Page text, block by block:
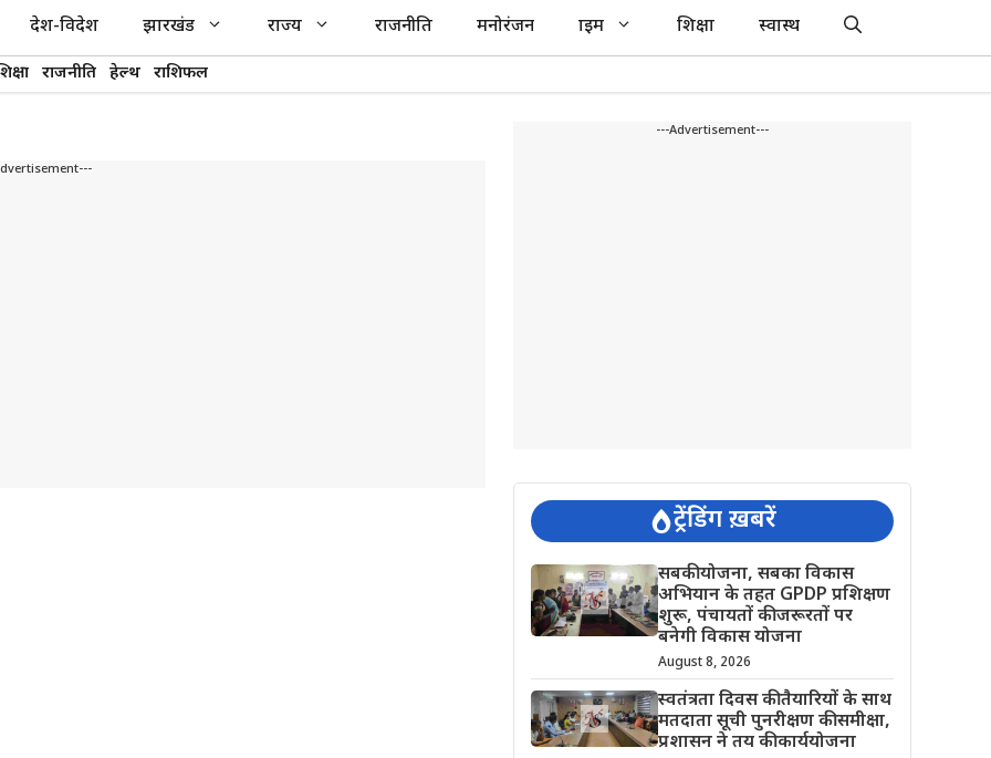
देश-विदेश झारखंड राज्य राजनीति मनोरंजन क्राइम शिक्षा स्वास्थ
राजनीति हेल्थ राशिफल
---Advertisement---
ट्रेंडिंग ख़बरें
सबकी योजना, सबका विकास
अभियान के तहत GPDP प्रशिक्षण
शुरू, पंचायतों की जरूरतों पर
बनेगी विकास योजना
August 8, 2026
स्वतंत्रता दिवस की तैयारियों के साथ
मतदाता सूची पुनरीक्षण की समीक्षा,
प्रशासन ने तय की कार्ययोजना